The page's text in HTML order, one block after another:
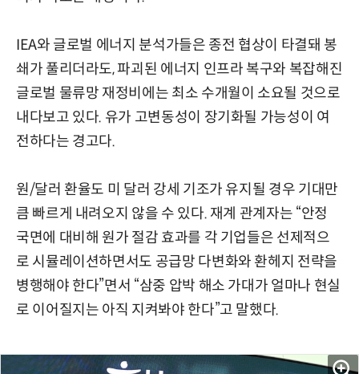
IEA와 글로벌 에너지 분석가들은 종전 협상이 타결돼 봉
쇄가 풀리더라도, 파괴된 에너지 인프라 복구와 복잡해진
글로벌 물류망 재정비에는 최소 수개월이 소요될 것으로
내다보고 있다. 유가 고변동성이 장기화될 가능성이 여
전하다는 경고다.
원/달러 환율도 미 달러 강세 기조가 유지될 경우 기대만
큼 빠르게 내려오지 않을 수 있다. 재계 관계자는 “안정
국면에 대비해 원가 절감 효과를 각 기업들은 선제적으
로 시뮬레이션하면서도 공급망 다변화와 환헤지 전략을
병행해야 한다”면서 “삼중 압박 해소 가대가 얼마나 현실
로 이어질지는 아직 지켜봐야 한다”고 말했다.